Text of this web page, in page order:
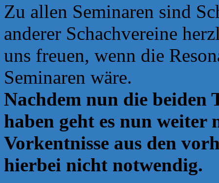
Zu allen Seminaren sind
anderer Schachvereine
uns freuen, wenn die
Seminaren wäre.
Nachdem nun die beiden
haben geht es nun weiter
Vorkentnisse aus den
hierbei nicht notwendig.